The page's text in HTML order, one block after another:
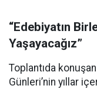
“Edebiyatın
Yaşayacağız”
Toplantıda
Günleri’nin yıllar